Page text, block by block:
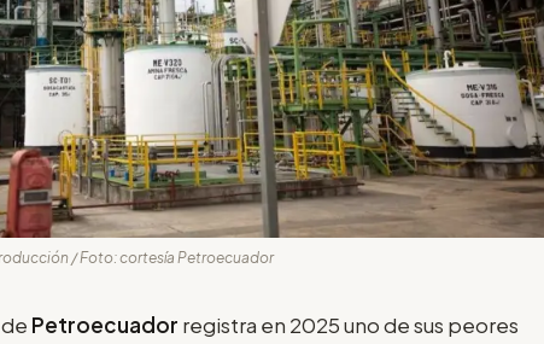
/ Foto: cortesía Petroecuador
Petroecuador registra en 2025 uno de sus peores